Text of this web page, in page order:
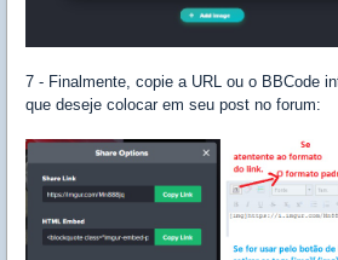
7 - Finalmente, copie a URL ou o BBCode
que deseje colocar em seu post no forum: